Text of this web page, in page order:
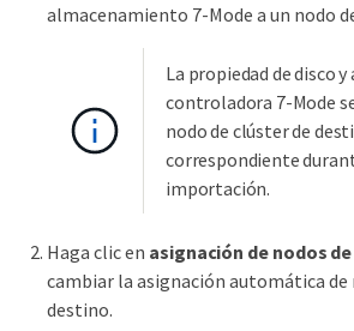
almacenamiento 7-Mode a un nodo
La propiedad de disco
controladora 7-Mode
nodo de clúster de
correspondiente
importación.
Haga clic en asignación de nodos
cambiar la asignación automática de
destino.